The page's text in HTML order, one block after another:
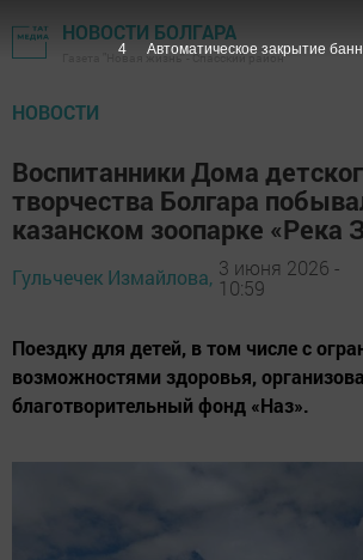
НОВОСТИ БОЛГАРА
Газета "Новая жизнь" - Спасский район
НОВОСТИ
Воспитанники Дома
творчества Болгара
казанском зоопарке «Река
Гульчечек Измайлова, 3 июня 2026 -
10:59
Поездку для детей, в том числе с
возможностями здоровья,
благотворительный фонд «Наз».
2 Автоматическое закрытие